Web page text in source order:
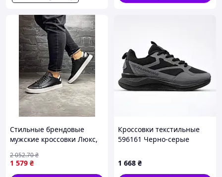
Стильные брендовые
мужские кроссовки Люкс,
1 579 ₴
2 052.70₴
Кроссовки текстильные
596161 Черно-серые
1 668 ₴